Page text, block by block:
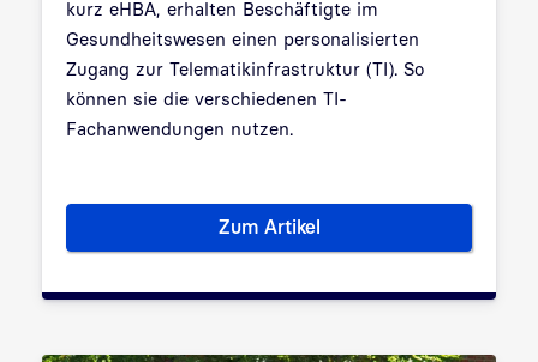
kurz eHBA, erhalten Beschäftigte im
Gesundheitswesen einen personalisierten
Zugang zur Telematikinfrastruktur (TI). So
können sie die verschiedenen TI-
Fachanwendungen nutzen.
Zum ArtikelAlles über den